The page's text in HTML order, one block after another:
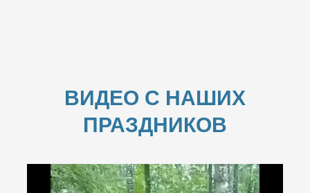
ВИДЕО С НАШИХ
ПРАЗДНИКОВ